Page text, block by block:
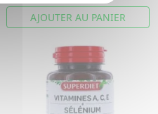
AJOUTER AU PANIER